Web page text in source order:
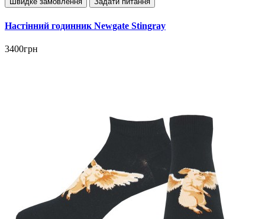
Настінний годинник Newgate Stingray
3400грн